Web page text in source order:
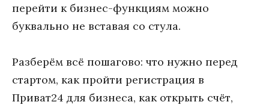
перейти к бизнес-функциям можно
буквально не вставая со стула.
Разберём всё пошагово: что нужно перед
стартом, как пройти регистрация в
Приват24 для бизнеса, как открыть счёт,